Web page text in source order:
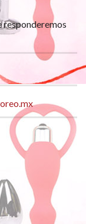
responderemos